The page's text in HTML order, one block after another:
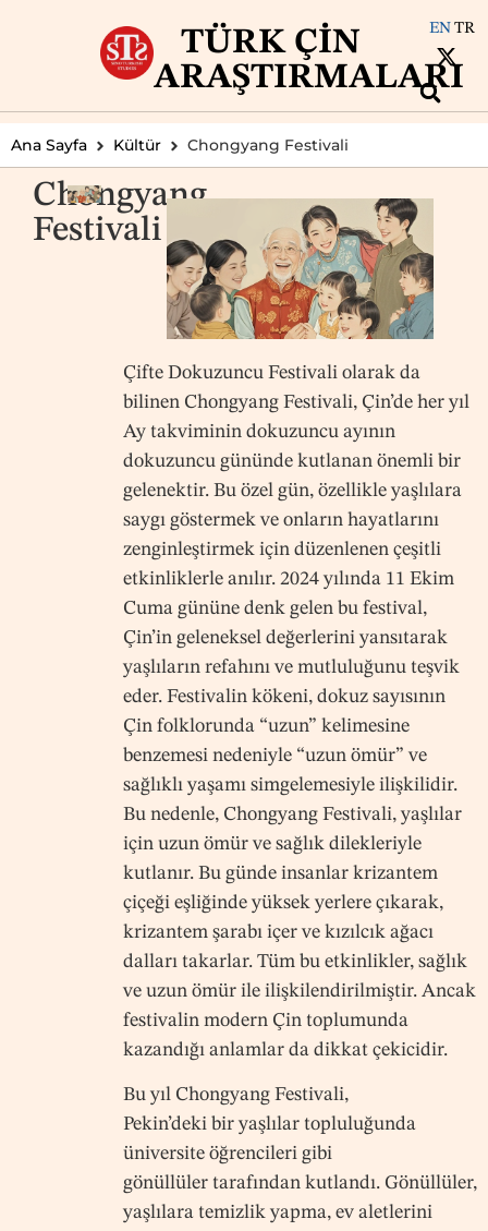
TÜRK ÇIN
ARAŞTIRMALARI
EN TR
Ana Sayfa Kültür Chongyang Festivali
Chongyang
Festivali
Çifte Dokuzuncu Festivali olarak da
bilinen Chongyang Festivali, Çin’de her yıl
Ay takviminin dokuzuncu ayının
dokuzuncu gününde kutlanan önemli bir
gelenektir. Bu özel gün, özellikle yaşlılara
saygı göstermek ve onların hayatlarını
zenginleştirmek için düzenlenen çeşitli
etkinliklerle anılır. 2024 yılında 11 Ekim
Cuma gününe denk gelen bu festival,
Çin’in geleneksel değerlerini yansıtarak
yaşlıların refahını ve mutluluğunu teşvik
eder. Festivalin kökeni, dokuz sayısının
Çin folklorunda “uzun” kelimesine
benzemesi nedeniyle “uzun ömür” ve
sağlıklı yaşamı simgelemesiyle ilişkilidir.
Bu nedenle, Chongyang Festivali, yaşlılar
için uzun ömür ve sağlık dilekleriyle
kutlanır. Bu günde insanlar krizantem
çiçeği eşliğinde yüksek yerlere çıkarak,
krizantem şarabı içer ve kızılcık ağacı
dalları takarlar. Tüm bu etkinlikler, sağlık
ve uzun ömür ile ilişkilendirilmiştir. Ancak
festivalin modern Çin toplumunda
kazandığı anlamlar da dikkat çekicidir.
Bu yıl Chongyang Festivali,
Pekin’deki bir yaşlılar topluluğunda
üniversite öğrencileri gibi
gönüllüler tarafından kutlandı. Gönüllüler,
yaşlılara temizlik yapma, ev aletlerini